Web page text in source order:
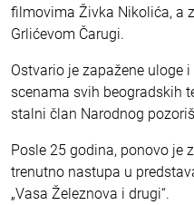
filmovima Živka Nikolića, a
Grlićevom Čarugi.
Ostvario je zapažene uloge
scenama svih beogradskih
stalni član Narodnog
Posle 25 godina, ponovo je
trenutno nastupa u
„Vasa Železnova i drugi“.